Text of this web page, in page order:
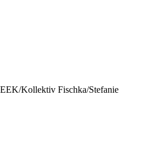
Kollektiv Fischka/Stefanie